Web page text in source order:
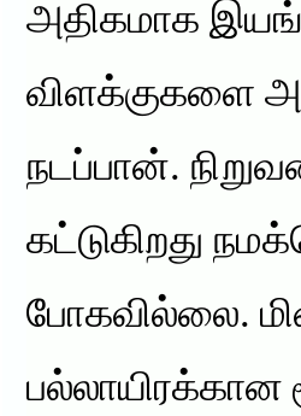
அதிகமாக
விளக்குகளை
நடப்பான்.
கட்டுகிறது
போகவில்லை.